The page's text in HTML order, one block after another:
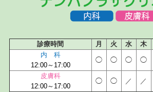
診療時間 月 火 水 木
内 科
12:00～17:00
◯ ◯ ◯ ◯
皮膚科
12:00～17:00
◯ ◯ ／ ／